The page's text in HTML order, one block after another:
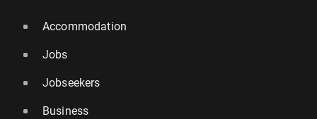
Accommodation
Jobs
Jobseekers
Business